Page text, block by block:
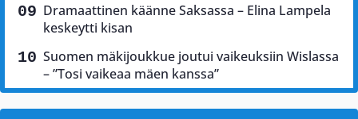
Dramaattinen käänne Saksassa – Elina Lampela
keskeytti kisan
Suomen mäkijoukkue joutui vaikeuksiin Wislassa
– ”Tosi vaikeaa mäen kanssa”